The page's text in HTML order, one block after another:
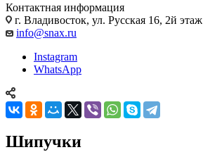
Контактная информация
г. Владивосток, ул. Русская 16, 2й этаж
info@snax.ru
Instagram
WhatsApp
Шипучки